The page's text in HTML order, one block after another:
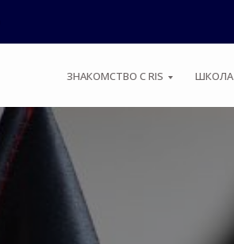
ЗНАКОМСТВО С RIS ШКОЛА